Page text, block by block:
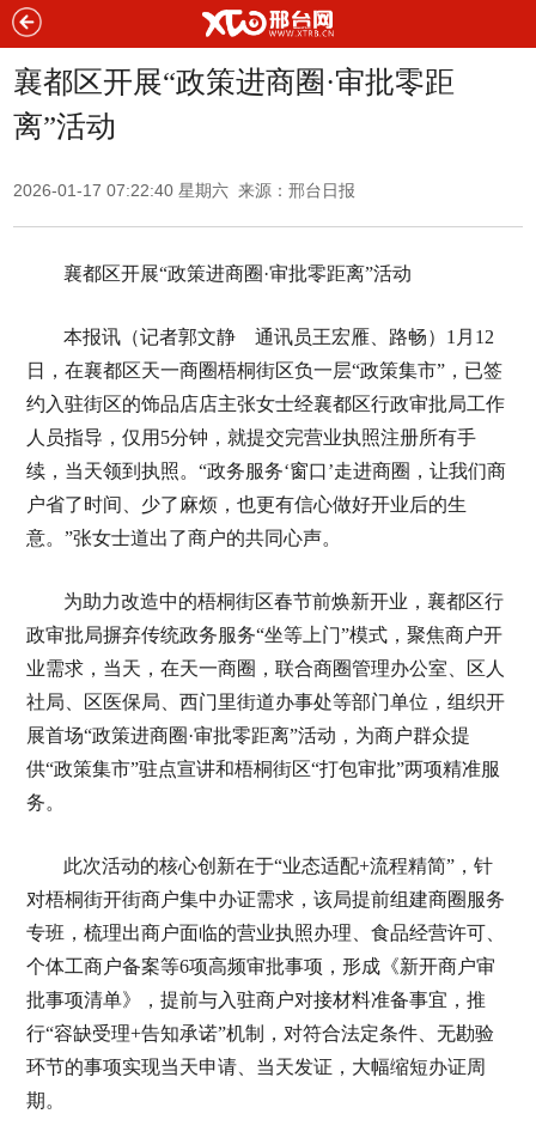
襄都区开展“政策进商圈·审批零距
离”活动
2026-01-17 07:22:40 星期六 来源：邢台日报
襄都区开展“政策进商圈·审批零距离”活动
本报讯（记者郭文静 通讯员王宏雁、路畅）1月12
日，在襄都区天一商圈梧桐街区负一层“政策集市”，已签
约入驻街区的饰品店店主张女士经襄都区行政审批局工作
人员指导，仅用5分钟，就提交完营业执照注册所有手
续，当天领到执照。“政务服务‘窗口’走进商圈，让我们商
户省了时间、少了麻烦，也更有信心做好开业后的生
意。”张女士道出了商户的共同心声。
为助力改造中的梧桐街区春节前焕新开业，襄都区行
政审批局摒弃传统政务服务“坐等上门”模式，聚焦商户开
业需求，当天，在天一商圈，联合商圈管理办公室、区人
社局、区医保局、西门里街道办事处等部门单位，组织开
展首场“政策进商圈·审批零距离”活动，为商户群众提
供“政策集市”驻点宣讲和梧桐街区“打包审批”两项精准服
务。
此次活动的核心创新在于“业态适配+流程精简”，针
对梧桐街开街商户集中办证需求，该局提前组建商圈服务
专班，梳理出商户面临的营业执照办理、食品经营许可、
个体工商户备案等6项高频审批事项，形成《新开商户审
批事项清单》，提前与入驻商户对接材料准备事宜，推
行“容缺受理+告知承诺”机制，对符合法定条件、无勘验
环节的事项实现当天申请、当天发证，大幅缩短办证周
期。